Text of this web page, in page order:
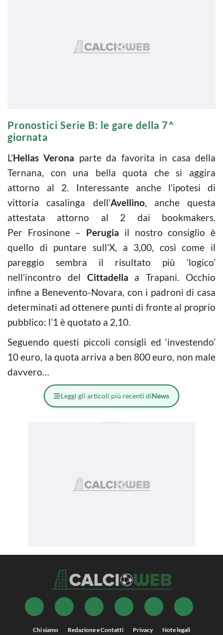
Pronostici Serie B: le gare della 7^
giornata
L’Hellas Verona parte da favorita in casa della
Ternana, con una bella quota che si aggira
attorno al 2. Interessante anche l’ipotesi di
vittoria casalinga dell’Avellino, anche questa
attestata attorno al 2 dai bookmakers.
Per Frosinone – Perugia il nostro consiglio è
quello di puntare sull’X, a 3,00, così come il
pareggio sembra il risultato più ‘logico’
nell’incontro del Cittadella a Trapani. Occhio
infine a Benevento-Novara, con i padroni di casa
determinati ad ottenere punti di fronte al proprio
pubblico: l’1 è quotato a 2,10.
Seguendo questi piccoli consigli ed ‘investendo’
10 euro, la quota arriva a ben 800 euro, non male
davvero…
Leggi gli articoli più recenti diNews
Chi siamo Redazione e Contatti Privacy Note legali